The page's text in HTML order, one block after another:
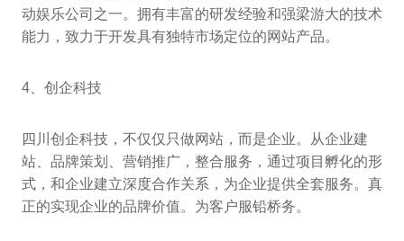
动娱乐公司之一。拥有丰富的研发经验和强梁游大的技术
能力，致力于开发具有独特市场定位的网站产品。
4、创企科技
四川创企科技，不仅仅只做网站，而是企业。从企业建
站、品牌策划、营销推广，整合服务，通过项目孵化的形
式，和企业建立深度合作关系，为企业提供全套服务。真
正的实现企业的品牌价值。为客户服铅桥务。